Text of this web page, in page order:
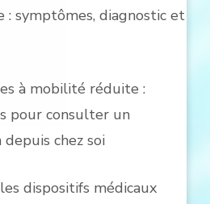
: symptômes, diagnostic et
à mobilité réduite :
pour consulter un
depuis chez soi
dispositifs médicaux